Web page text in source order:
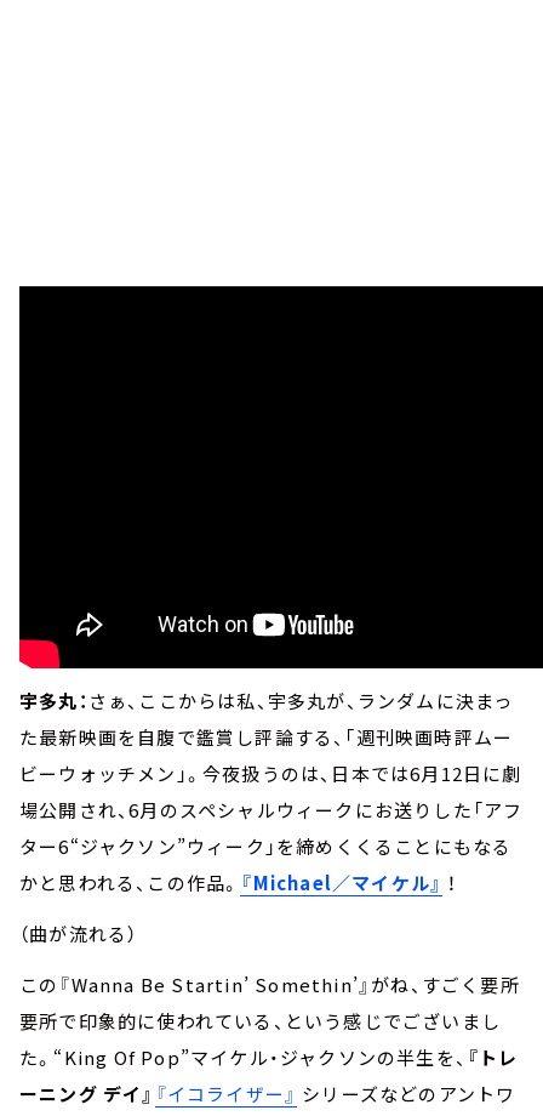
宇多丸： さぁ、ここからは私、宇多丸が、ランダムに決まっ
た最新映画を自腹で鑑賞し評論する、「週刊映画時評ムー
ビーウォッチメン」。今夜扱うのは、日本では6月12日に劇
場公開され、6月のスペシャルウィークにお送りした「アフ
ター6“ジャクソン”ウィーク」を締めくくることにもなる
かと思われる、この作品。 『Michael／マイケル』 ！
（曲が流れる）
この『Wanna Be Startin’ Somethin’』がね、すごく要所
要所で印象的に使われている、という感じでございまし
た。“King Of Pop”マイケル・ジャクソンの半生を、 『トレ
ーニング デイ』 『イコライザー』 シリーズなどのアントワ